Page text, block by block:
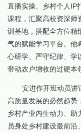
直播实操、乡村个人IP
课程，汇聚高校资深师
训基地，搭配全方位精
气的赋能学习平台。他
心研学、严守纪律、学
带动农户增收的过硬本
安进作开班动员讲
高质量发展的必然趋势
乡村产业内生动力、助
员身处乡村建设最前沿